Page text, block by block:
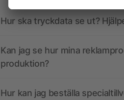
Hur ska tryckdata se ut?
Kan jag se hur mina
produktion?
Hur kan jag beställa